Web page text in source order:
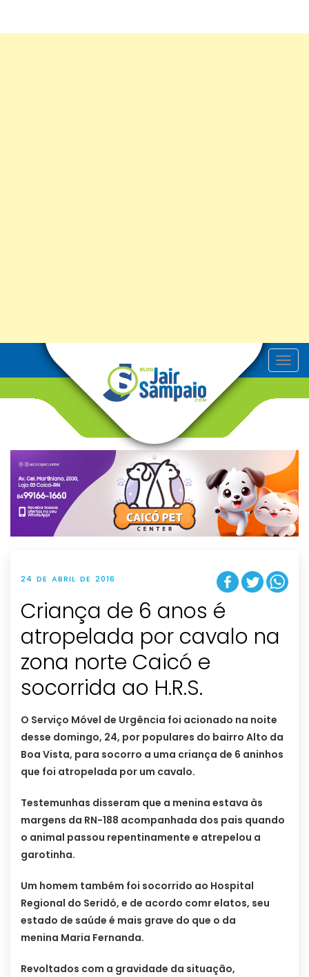
T
o
v
g
t
i
o
n
24 DE ABRIL DE 2016
Criança de 6 anos é
atropelada por cavalo na
zona norte Caicó e
socorrida ao H.R.S.
O Serviço Móvel de Urgência foi acionado na noite
desse domingo, 24, por populares do bairro Alto da
Boa Vista, para socorro a uma criança de 6 aninhos
que foi atropelada por um cavalo.
Testemunhas disseram que a menina estava às
margens da RN-188 acompanhada dos pais quando
o animal passou repentinamente e atrepelou a
garotinha.
Um homem também foi socorrido ao Hospital
Regional do Seridó, e de acordo comr elatos, seu
estado de saúde é mais grave do que o da
menina Maria Fernanda.
Revoltados com a gravidade da situação,